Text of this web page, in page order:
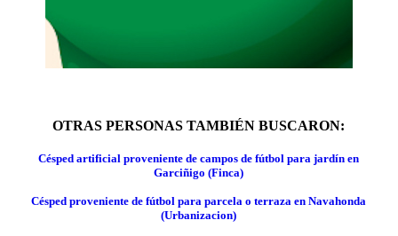
OTRAS PERSONAS TAMBIÉN BUSCARON:
Césped artificial proveniente de campos de fútbol para jardín en
Garciñigo (Finca)
Césped proveniente de fútbol para parcela o terraza en Navahonda
(Urbanizacion)